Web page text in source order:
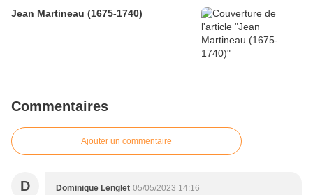
Jean Martineau (1675-1740)
Commentaires
Ajouter un commentaire
D Dominique Lenglet 05/05/2023 14:16